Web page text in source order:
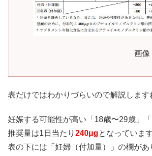
画像
表だけではわかりづらいので解説します
妊娠する可能性が高い「18歳〜29歳」
推奨量は1日当たり 240μgとなっています
表の下には「妊婦（付加量）」の欄が